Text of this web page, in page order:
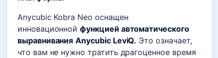
Anycubic Kobra Neo оснащен
инновационнойфункцией автоматического
выравнивания Anycubic LeviQ. Это означает,
что вам не нужно тратить драгоценное время